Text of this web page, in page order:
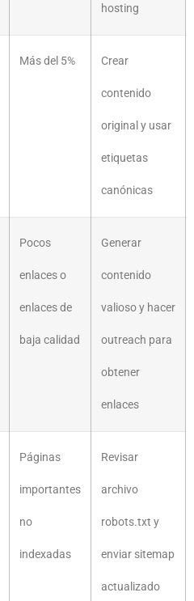
hosting
Más del 5% Crear
contenido
original y usar
etiquetas
canónicas
Pocos
enlaces o
enlaces de
baja calidad
Generar
contenido
valioso y hacer
outreach para
obtener
enlaces
Páginas
importantes
no
indexadas
Revisar
archivo
robots.txt y
enviar sitemap
actualizado